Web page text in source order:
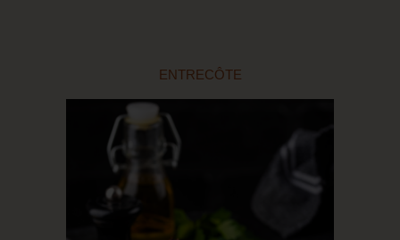
ENTRECÔTE